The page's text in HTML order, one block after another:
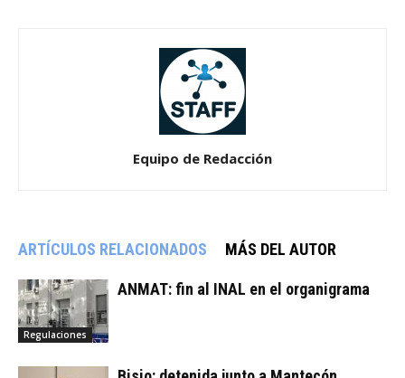
Equipo de Redacción
ARTÍCULOS RELACIONADOS MÁS DEL AUTOR
Regulaciones
ANMAT: fin al INAL en el organigrama